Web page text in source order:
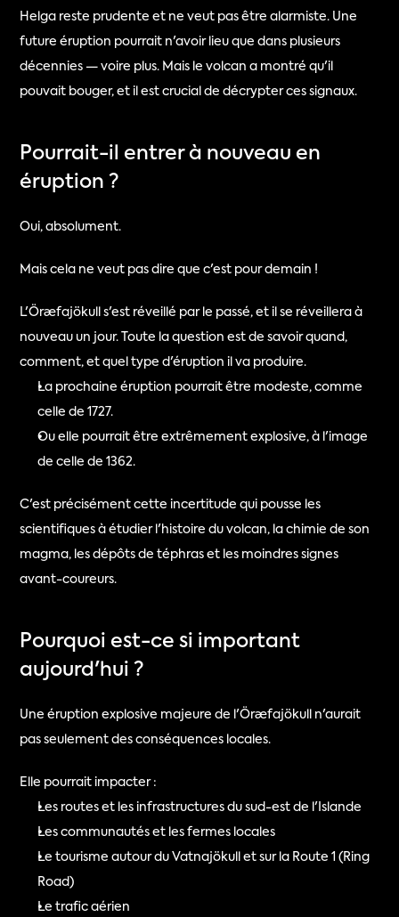
Helga reste prudente et ne veut pas être alarmiste. Une
future éruption pourrait n'avoir lieu que dans plusieurs
décennies — voire plus. Mais le volcan a montré qu'il
pouvait bouger, et il est crucial de décrypter ces signaux.
Pourrait-il entrer à nouveau en
éruption ?
Oui, absolument.
Mais cela ne veut pas dire que c'est pour demain !
L'Öræfajökull s'est réveillé par le passé, et il se réveillera à
nouveau un jour. Toute la question est de savoir quand,
comment, et quel type d'éruption il va produire.
La prochaine éruption pourrait être modeste, comme
celle de 1727.
Ou elle pourrait être extrêmement explosive, à l'image
de celle de 1362.
C'est précisément cette incertitude qui pousse les
scientifiques à étudier l'histoire du volcan, la chimie de son
magma, les dépôts de téphras et les moindres signes
avant-coureurs.
Pourquoi est-ce si important
aujourd'hui ?
Une éruption explosive majeure de l'Öræfajökull n'aurait
pas seulement des conséquences locales.
Elle pourrait impacter :
Les routes et les infrastructures du sud-est de l'Islande
Les communautés et les fermes locales
Le tourisme autour du Vatnajökull et sur la Route 1 (Ring
Road)
Le trafic aérien